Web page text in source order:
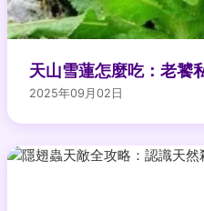
天山雪蓮怎麼吃：老饕
2025年09月02日